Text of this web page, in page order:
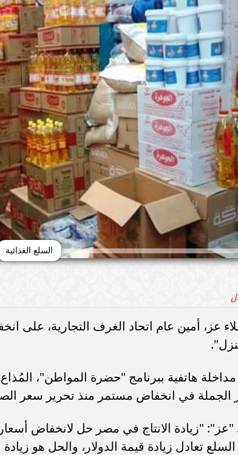
السلع الغذائية
عز، أمين عام اتحاد الغرف التجارية، على
هاتفية ببرنامج "حضرة المواطن"،
الجملة في انخفاض مستمر منذ تحرير سعر
"زيادة الانتاج في مصر حل لانخفاض
السلع تعادل زيادة قيمة الدولار، والحل هو